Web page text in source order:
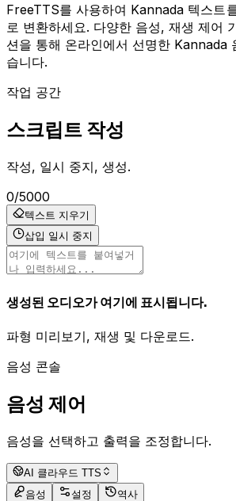
FreeTTS를 사용하여 Kannada 텍스트
로 변환하세요. 다양한 음성, 재생 제어
션을 통해 온라인에서 선명한 Kannada
습니다.
작업 공간
스크립트 작성
작성, 일시 중지, 생성.
0/5000
텍스트 지우기
삽입 일시 중지
생성된 오디오가 여기에 표시됩니다.
파형 미리보기, 재생 및 다운로드.
음성 콘솔
음성 제어
음성을 선택하고 출력을 조정합니다.
AI 클라우드 TTS
음성
설정
역사